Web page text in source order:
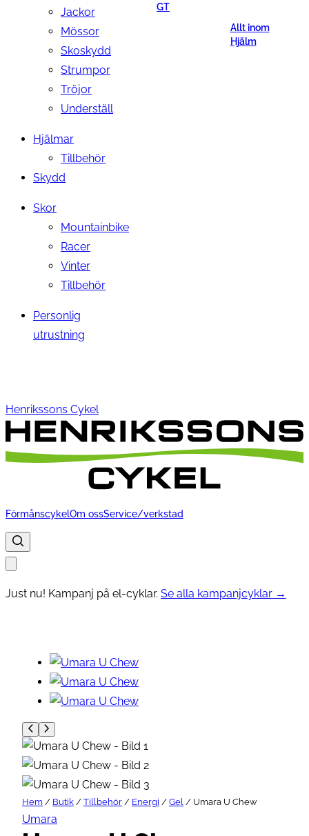
Jackor
Mössor
Skoskydd
Strumpor
Tröjor
Underställ
Hjälmar
Tillbehör
Skydd
Skor
Mountainbike
Racer
Vinter
Tillbehör
Personlig
utrustning
GT
Allt inom
Hjälm
Henrikssons Cykel
FörmånscykelOm ossService/verkstad
Just nu! Kampanj på el-cyklar. Se alla kampanjcyklar →
Hem / Butik / Tillbehör / Energi / Gel / Umara U Chew
Umara